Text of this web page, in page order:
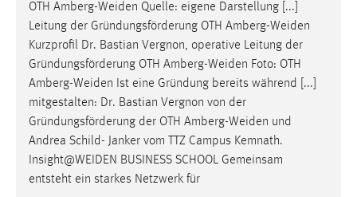
OTH Amberg-Weiden Quelle: eigene Darstellung [...]
Leitung der Gründungsförderung OTH Amberg-Weiden
Kurzprofil Dr. Bastian Vergnon, operative Leitung der
Gründungsförderung OTH Amberg-Weiden Foto: OTH
Amberg-Weiden Ist eine Gründung bereits während [...]
mitgestalten: Dr. Bastian Vergnon von der
Gründungsförderung der OTH Amberg-Weiden und
Andrea Schild- Janker vom TTZ Campus Kemnath.
Insight@WEIDEN BUSINESS SCHOOL Gemeinsam
entsteht ein starkes Netzwerk für